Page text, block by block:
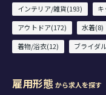
インテリア/雑貨(193)
アウトドア(172)
水着(8)
着物/浴衣(12)
ブライダ
雇用形態 から求人を探す